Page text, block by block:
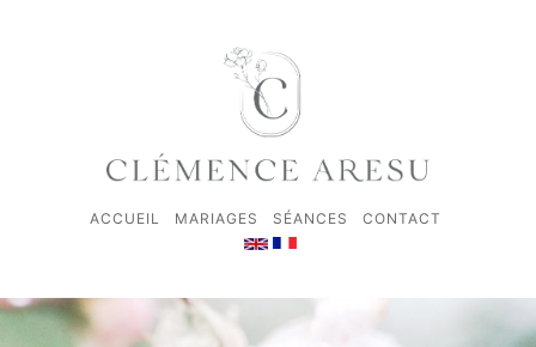
ACCUEIL MARIAGES SÉANCES CONTACT